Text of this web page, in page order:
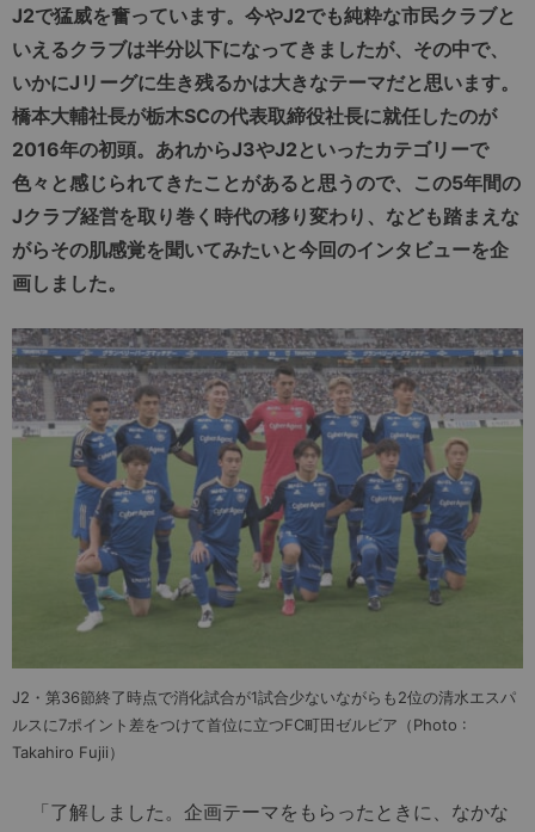
J2で猛威を奮っています。今やJ2でも純粋な市民クラブと
いえるクラブは半分以下になってきましたが、その中で、
いかにJリーグに生き残るかは大きなテーマだと思います。
橋本大輔社長が栃木SCの代表取締役社長に就任したのが
2016年の初頭。あれからJ3やJ2といったカテゴリーで
色々と感じられてきたことがあると思うので、この5年間の
Jクラブ経営を取り巻く時代の移り変わり、なども踏まえな
がらその肌感覚を聞いてみたいと今回のインタビューを企
画しました。
J2・第36節終了時点で消化試合が1試合少ないながらも2位の清水エスパ
ルスに7ポイント差をつけて首位に立つFC町田ゼルビア（Photo :
Takahiro Fujii）
「了解しました。企画テーマをもらったときに、なかな